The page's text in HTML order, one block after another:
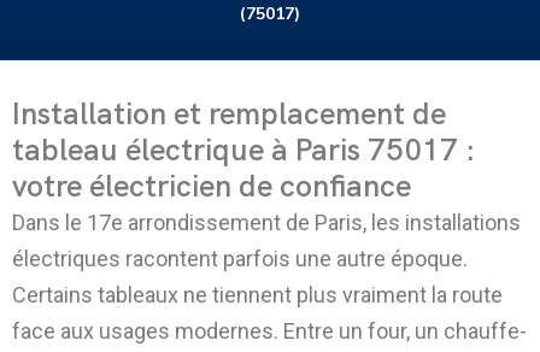
(75017)
Installation et remplacement de
tableau électrique à Paris 75017 :
votre électricien de confiance
Dans le 17e arrondissement de Paris, les installations
électriques racontent parfois une autre époque.
Certains tableaux ne tiennent plus vraiment la route
face aux usages modernes. Entre un four, un chauffe-